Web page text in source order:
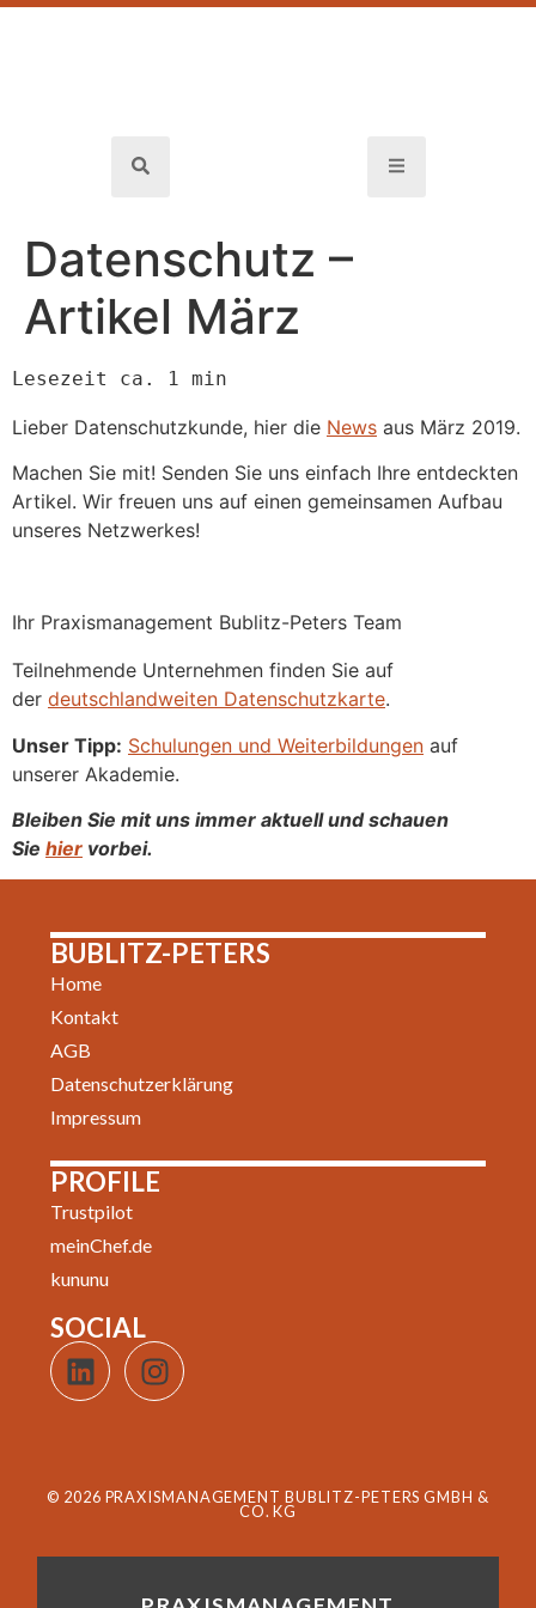
Datenschutz –
Artikel März
Lesezeit ca. 1 min
Lieber Datenschutzkunde, hier die News aus März 2019.
Machen Sie mit! Senden Sie uns einfach Ihre entdeckten
Artikel. Wir freuen uns auf einen gemeinsamen Aufbau
unseres Netzwerkes!
Ihr Praxismanagement Bublitz-Peters Team
Teilnehmende Unternehmen finden Sie auf
der deutschlandweiten Datenschutzkarte.
Unser Tipp: Schulungen und Weiterbildungen auf
unserer Akademie.
Bleiben Sie mit uns immer aktuell und schauen
Sie hier vorbei.
BUBLITZ-PETERS
Home
Kontakt
AGB
Datenschutzerklärung
Impressum
PROFILE
Trustpilot
meinChef.de
kununu
SOCIAL
© 2026 PRAXISMANAGEMENT BUBLITZ-PETERS GMBH &
CO. KG